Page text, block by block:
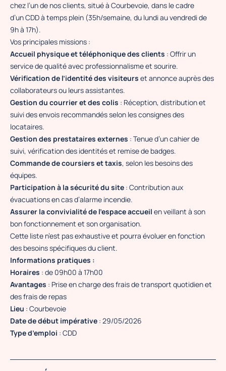
chez l’un de nos clients, situé à Courbevoie, dans le cadre
d’un CDD à temps plein (35h/semaine, du lundi au vendredi de
9h à 17h).
Vos principales missions :
Accueil physique et téléphonique des clients : Offrir un
service de qualité avec professionnalisme et sourire.
Vérification de l’identité des visiteurs et annonce auprès des
collaborateurs ou leurs assistantes.
Gestion du courrier et des colis : Réception, distribution et
suivi des envois recommandés selon les consignes des
locataires.
Gestion des prestataires externes : Tenue d’un cahier de
suivi, vérification des identités et remise de badges.
Commande de coursiers et taxis, selon les besoins des
équipes.
Participation à la sécurité du site : Contribution aux
évacuations en cas d’alarme incendie.
Assurer la convivialité de l’espace accueil en veillant à son
bon fonctionnement et son organisation.
Cette liste n’est pas exhaustive et pourra évoluer en fonction
des besoins spécifiques du client.
Informations pratiques :
Horaires : de 09h00 à 17h00
Avantages : Prise en charge des frais de transport quotidien et
des frais de repas
Lieu : Courbevoie
Date de début impérative : 29/05/2026
Type d’emploi : CDD